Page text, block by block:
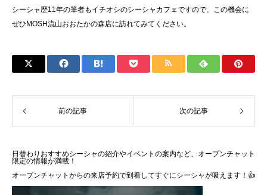
シーシャ歴11年の筆者もイチオシのシーシャカフェですので、この機会に
ぜひMOSH流山おおたかの森店に訪れてみてください。
前の記事 次の記事
日替わりおすすめシーシャの紹介やイベントの案内など、オープンチャット
限定の情報が満載！
オープンチャットからの来店予約で到着してすぐにシーシャが吸えます！👍